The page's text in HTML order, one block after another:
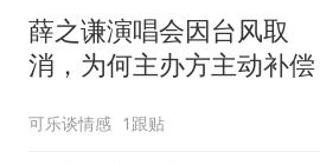
薛之谦演唱会因台风取
消，为何主办方主动补偿
可乐谈情感 1跟贴